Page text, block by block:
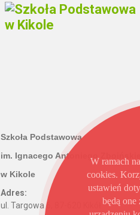
Szkoła Podstawowa
im. Ignacego Antoniego
w Kikole
Adres:
ul. Targowa 6, 87-620 Kikół
W ramach
cookies.
ustawień
będą one